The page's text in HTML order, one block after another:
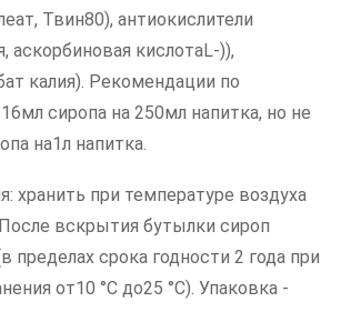
Твин80), антиокислители
аскорбиновая кислотаL-)),
калия). Рекомендации по
сиропа на 250мл напитка, но не
на1л напитка.
хранить при температуре воздуха
вскрытия бутылки сироп
пределах срока годности 2 года при
от10 °С до25 °С). Упаковка -